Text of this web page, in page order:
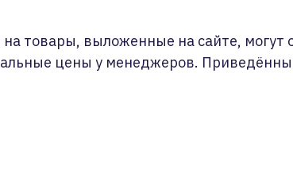
товары, выложенные на сайте, могут
цены у менеджеров.